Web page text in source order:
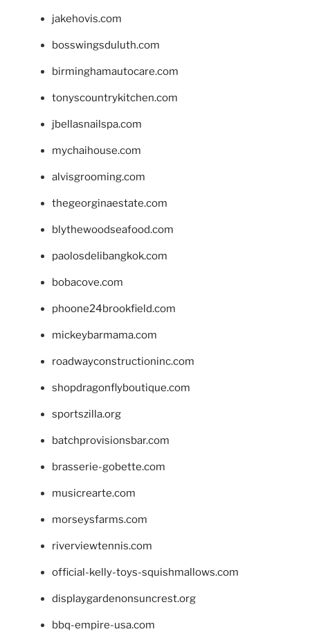
jakehovis.com
bosswingsduluth.com
birminghamautocare.com
tonyscountrykitchen.com
jbellasnailspa.com
mychaihouse.com
alvisgrooming.com
thegeorginaestate.com
blythewoodseafood.com
paolosdelibangkok.com
bobacove.com
phoone24brookfield.com
mickeybarmama.com
roadwayconstructioninc.com
shopdragonflyboutique.com
sportszilla.org
batchprovisionsbar.com
brasserie-gobette.com
musicrearte.com
morseysfarms.com
riverviewtennis.com
official-kelly-toys-squishmallows.com
displaygardenonsuncrest.org
bbq-empire-usa.com